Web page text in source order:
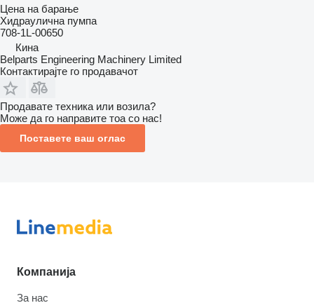
Цена на барање
Хидраулична пумпа
708-1L-00650
Кина
Belparts Engineering Machinery Limited
Контактирајте го продавачот
Продавате техника или возила?
Може да го направите тоа со нас!
Поставете ваш оглас
Компанија
За нас